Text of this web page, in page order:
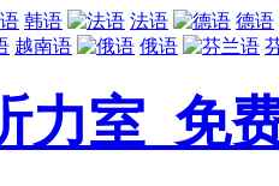
韩语 法语
德语
越南语 俄语
力室_免